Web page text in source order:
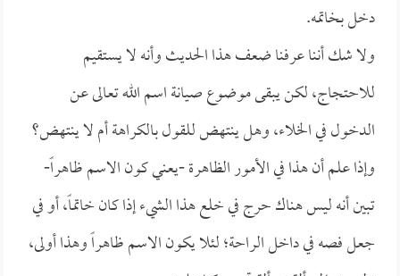
دخل بخاتمه.
ولا شك أننا عرفنا ضعف هذا الحديث وأنه لا يستقيم
للاحتجاج، لكن يبقى موضوع صيانة اسم الله تعالى عن
الدخول في الخلاء، وهل ينتهض للقول بالكراهة أم لا ينتهض؟
وإذا علم أن هذا في الأمور الظاهرة -يعني كون الاسم ظاهراً-
تبين أنه ليس هناك حرج في خلع هذا الشيء إذا كان خاتماً، أو في
جعل فصه في داخل الراحة؛ لئلا يكون الاسم ظاهراً وهذا أولى،